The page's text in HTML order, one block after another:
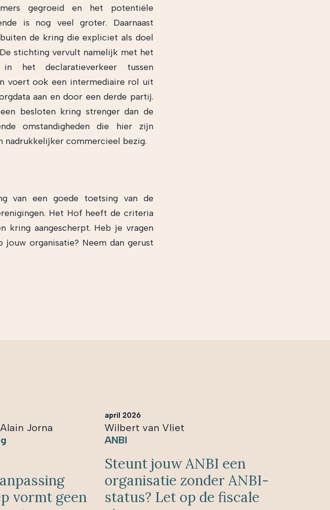
gegroeid en het potentiële
is nog veel groter. Daarnaast
de kring die expliciet als doel
stichting vervult namelijk met het
het declaratieverkeer tussen
voert ook een intermediaire rol uit
aan en door een derde partij.
besloten kring strenger dan de
omstandigheden die hier zijn
nadrukkelijker commercieel bezig.
van een goede toetsing van de
Het Hof heeft de criteria
kring aangescherpt. Heb je vragen
organisatie? Neem dan gerust
Alain Jorna
vormt geen
april 2026
Wilbert van Vliet
ANBI
Steunt jouw ANBI een
organisatie zonder ANBI-
status? Let op de fiscale